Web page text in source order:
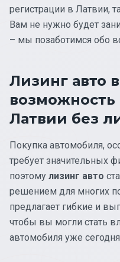
регистрации в Латвии,
Вам не нужно будет
– мы позаботимся обо
Лизинг авто
возможность
Латвии без
Покупка автомобиля,
требует значительных
поэтому лизинг авто
решением для многих
предлагает гибкие и
чтобы вы могли стать
автомобиля уже